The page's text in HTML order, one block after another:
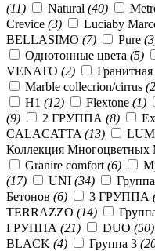
(11)
Natural (40)
Crevice (3) Luciaby
BELLASIMO (7) Pure
Однотонные цвета (5)
VENATO (2)
Marble collecrion/cirrus
Н1 (12) Flextone (1)
(9)
2 ГРУППА (8)
CALACATTA (13)
Коллекция Многоцветных
Granire comfort (6)
(17)
UNI (34)
Бетонов (6) 3 ГРУППА
TERRAZZO (14)
ГРУППА (21) DUO (50)
BLACK (4) Группа 3